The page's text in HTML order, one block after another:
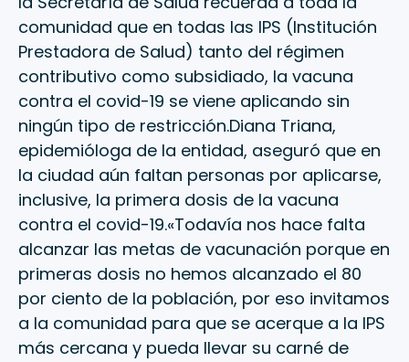
comunidad que en todas las IPS (Institución
Prestadora de Salud) tanto del régimen
contributivo como subsidiado, la vacuna
contra el covid-19 se viene aplicando sin
ningún tipo de restricción.Diana Triana,
epidemióloga de la entidad, aseguró que en
la ciudad aún faltan personas por aplicarse,
inclusive, la primera dosis de la vacuna
contra el covid-19.«Todavía nos hace falta
alcanzar las metas de vacunación porque en
primeras dosis no hemos alcanzado el 80
por ciento de la población, por eso invitamos
a la comunidad para que se acerque a la IPS
más cercana y pueda llevar su carné de